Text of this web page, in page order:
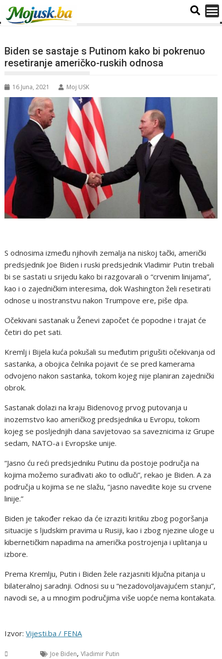
Biden se sastaje s Putinom kako bi pokrenuo
resetiranje američko-ruskih odnosa
16 Juna, 2021 Moj USK
S odnosima između njihovih zemalja na niskoj tački, američki
predsjednik Joe Biden i ruski predsjednik Vladimir Putin trebali
bi se sastati u srijedu kako bi razgovarali o “crvenim linijama”,
kao i o zajedničkim interesima, dok Washington želi resetirati
odnose u inostranstvu nakon Trumpove ere, piše dpa.
Očekivani sastanak u Ženevi započet će popodne i trajat će
četiri do pet sati.
Kremlj i Bijela kuća pokušali su međutim prigušiti očekivanja od
sastanka, a obojica čelnika pojavit će se pred kamerama
odvojeno nakon sastanka, tokom kojeg nije planiran zajednički
obrok.
Sastanak dolazi na kraju Bidenovog prvog putovanja u
inozemstvo kao američkog predsjednika u Evropu, tokom
kojeg se posljednjih dana savjetovao sa saveznicima iz Grupe
sedam, NATO-a i Evropske unije.
“Jasno ću reći predsjedniku Putinu da postoje područja na
kojima možemo surađivati ​​ako to odluči”, rekao je Biden. A za
područja u kojima se ne slažu, “jasno navedite koje su crvene
linije.”
Biden je također rekao da će izraziti kritiku zbog pogoršanja
situacije s ljudskim pravima u Rusiji, kao i zbog njezine uloge u
kibernetičkim napadima na američka postrojenja i uplitanja u
izbore.
Prema Kremlju, Putin i Biden žele razjasniti ključna pitanja u
bilateralnoj saradnji. Odnosi su u “nezadovoljavajućem stanju”,
navodi se, a u mnogim područjima više uopće nema kontakata.
Izvor:Vijesti.ba / FENA
Joe Biden,Vladimir Putin